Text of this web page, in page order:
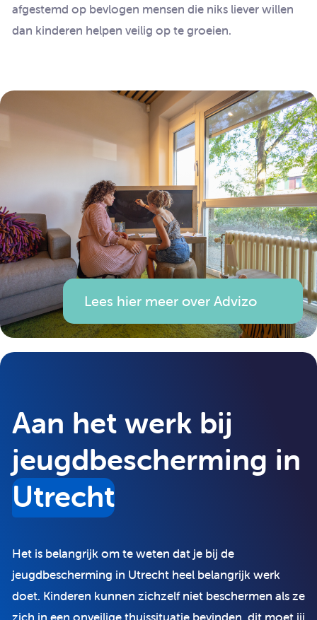
afgestemd op bevlogen mensen die niks liever willen
dan kinderen helpen veilig op te groeien.
Lees hier meer over Advizo
Aan het werk bij
jeugdbescherming in
Utrecht
Het is belangrijk om te weten dat je bij de
jeugdbescherming in Utrecht heel belangrijk werk
doet. Kinderen kunnen zichzelf niet beschermen als ze